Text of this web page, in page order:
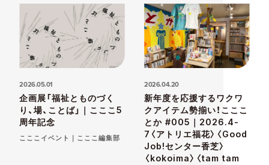
2026.05.01
企画展「福祉とものづく
り、場、ことば」｜こここ5
周年記念
こここイベント｜こここ編集部
2026.04.20
新年度を応援するワクワ
クアイテム勢揃い！こここ
とか #005｜2026.4-
7〈アトリエ福花〉〈Good
Job!センター香芝〉
〈kokoima〉〈tam tam